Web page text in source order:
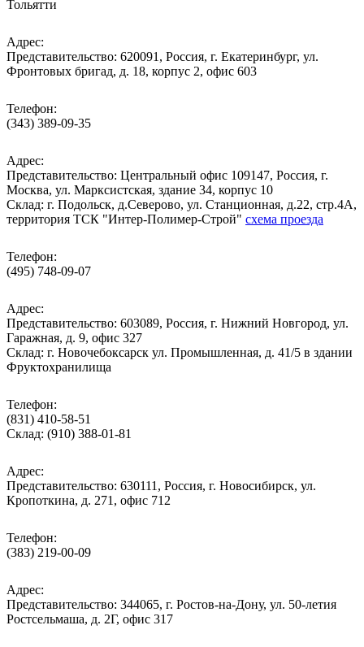
Тольятти
Адрес:
Представительство: 620091, Россия, г. Екатеринбург, ул.
Фронтовых бригад, д. 18, корпус 2, офис 603
Телефон:
(343) 389-09-35
Адрес:
Представительство: Центральный офис 109147, Россия, г.
Москва, ул. Марксистская, здание 34, корпус 10
Cклад: г. Подольск, д.Северово, ул. Станционная, д.22, стр.4А,
территория ТСК "Интер-Полимер-Строй" схема проезда
Телефон:
(495) 748-09-07
Адрес:
Представительство: 603089, Россия, г. Нижний Новгород, ул.
Гаражная, д. 9, офис 327
Склад: г. Новочебоксарск ул. Промышленная, д. 41/5 в здании
Фруктохранилища
Телефон:
(831) 410-58-51
Склад: (910) 388-01-81
Адрес:
Представительство: 630111, Россия, г. Новосибирск, ул.
Кропоткина, д. 271, офис 712
Телефон:
(383) 219-00-09
Адрес:
Представительство: 344065, г. Ростов-на-Дону, ул. 50-летия
Ростсельмаша, д. 2Г, офис 317